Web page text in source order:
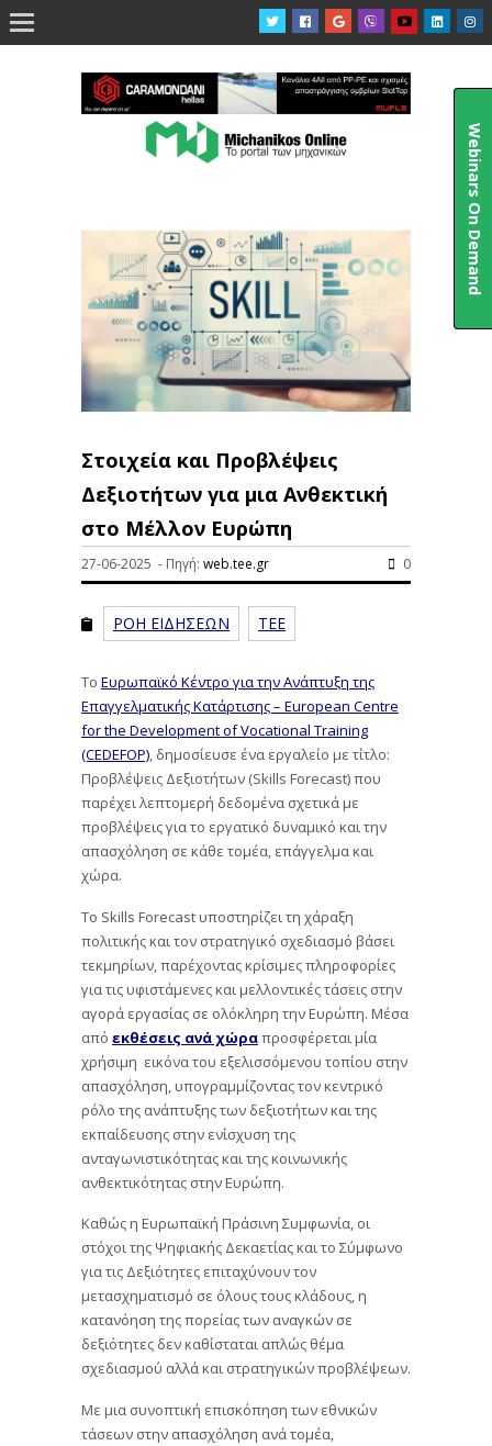

Στοιχεία και Προβλέψεις
Δεξιοτήτων για μια Ανθεκτική
στο Μέλλον Ευρώπη
27-06-2025 - Πηγή: web.tee.gr 0
ΡΟΗ ΕΙΔΗΣΕΩΝ ΤΕΕ
Το Ευρωπαϊκό Κέντρο για την Ανάπτυξη της
Επαγγελματικής Κατάρτισης – European Centre
for the Development of Vocational Training
(CEDEFOP), δημοσίευσε ένα εργαλείο με τίτλο:
Προβλέψεις Δεξιοτήτων (Skills Forecast) που
παρέχει λεπτομερή δεδομένα σχετικά με
προβλέψεις για το εργατικό δυναμικό και την
απασχόληση σε κάθε τομέα, επάγγελμα και
χώρα.
Το Skills Forecast υποστηρίζει τη χάραξη
πολιτικής και τον στρατηγικό σχεδιασμό βάσει
τεκμηρίων, παρέχοντας κρίσιμες πληροφορίες
για τις υφιστάμενες και μελλοντικές τάσεις στην
αγορά εργασίας σε ολόκληρη την Ευρώπη. Μέσα
από εκθέσεις ανά χώραπροσφέρεται μία
χρήσιμη εικόνα του εξελισσόμενου τοπίου στην
απασχόληση, υπογραμμίζοντας τον κεντρικό
ρόλο της ανάπτυξης των δεξιοτήτων και της
εκπαίδευσης στην ενίσχυση της
ανταγωνιστικότητας και της κοινωνικής
ανθεκτικότητας στην Ευρώπη.
Καθώς η Ευρωπαϊκή Πράσινη Συμφωνία, οι
στόχοι της Ψηφιακής Δεκαετίας και το Σύμφωνο
για τις Δεξιότητες επιταχύνουν τον
μετασχηματισμό σε όλους τους κλάδους, η
κατανόηση της πορείας των αναγκών σε
δεξιότητες δεν καθίσταται απλώς θέμα
σχεδιασμού αλλά και στρατηγικών προβλέψεων.
Με μια συνοπτική επισκόπηση των εθνικών
τάσεων στην απασχόληση ανά τομέα,
Webinars On Demand